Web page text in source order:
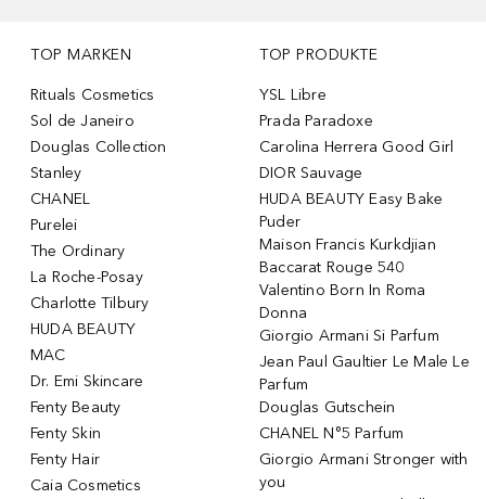
TOP MARKEN
Rituals Cosmetics
Sol de Janeiro
Douglas Collection
Stanley
CHANEL
Purelei
The Ordinary
La Roche-Posay
Charlotte Tilbury
HUDA BEAUTY
MAC
Dr. Emi Skincare
Fenty Beauty
Fenty Skin
Fenty Hair
Caia Cosmetics
TOP PRODUKTE
YSL Libre
Prada Paradoxe
Carolina Herrera Good Girl
DIOR Sauvage
HUDA BEAUTY Easy Bake
Puder
Maison Francis Kurkdjian
Baccarat Rouge 540
Valentino Born In Roma
Donna
Giorgio Armani Si Parfum
Jean Paul Gaultier Le Male Le
Parfum
Douglas Gutschein
CHANEL N°5 Parfum
Giorgio Armani Stronger with
you